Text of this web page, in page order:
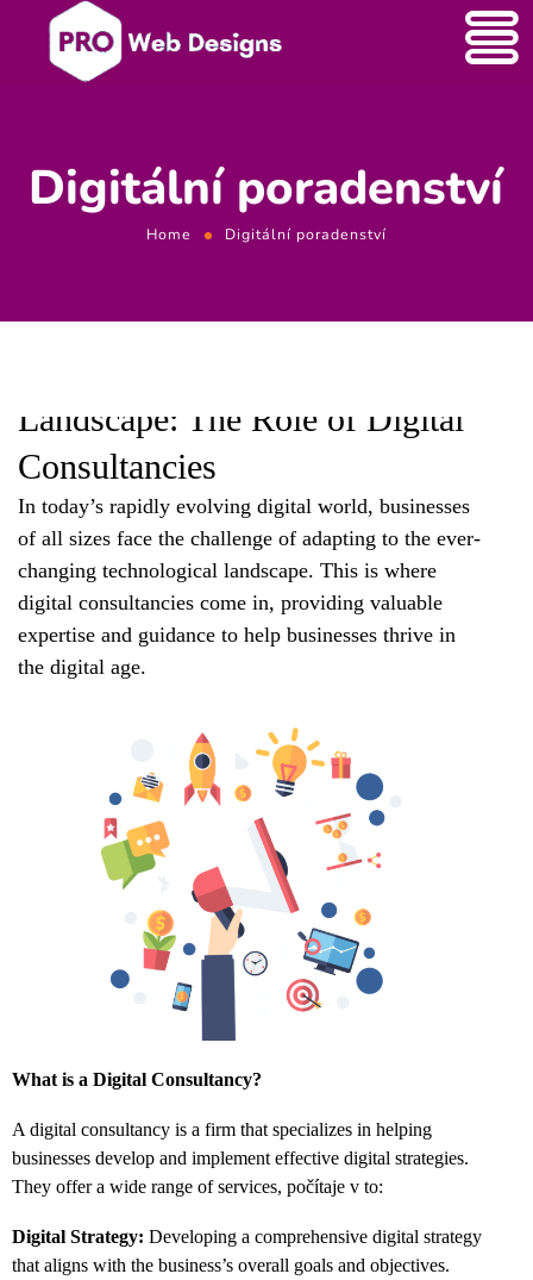
Digitální poradenství
Home Digitální poradenství
Landscape: The Role of Digital
Consultancies
In today’s rapidly evolving digital world, businesses
of all sizes face the challenge of adapting to the ever-
changing technological landscape. This is where
digital consultancies come in, providing valuable
expertise and guidance to help businesses thrive in
the digital age.
What is a Digital Consultancy?
A digital consultancy is a firm that specializes in helping
businesses develop and implement effective digital strategies.
They offer a wide range of services, počítaje v to:
Digital Strategy: Developing a comprehensive digital strategy
that aligns with the business’s overall goals and objectives.